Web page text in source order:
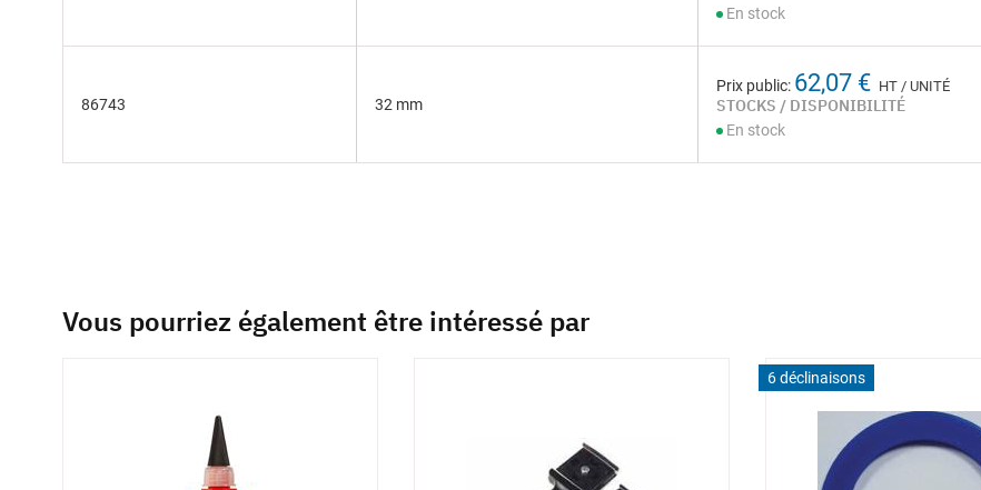
En stock
86743 32 mm
Prix public: 62,07 € HT / UNITÉ
STOCKS / DISPONIBILITÉ
En stock
Vous pourriez également être intéressé par
6 déclinaisons